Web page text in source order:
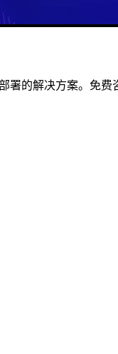
署的解决方案。免费